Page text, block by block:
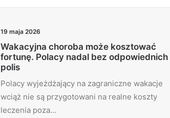
19 maja 2026
Wakacyjna choroba może kosztować
fortunę. Polacy nadal bez odpowiednich
polis
Polacy wyjeżdżający na zagraniczne wakacje
wciąż nie są przygotowani na realne koszty
leczenia poza…